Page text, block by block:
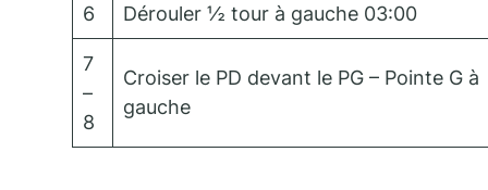
6 Dérouler ½ tour à gauche 03:00
7
–
8
Croiser le PD devant le PG – Pointe G à
gauche